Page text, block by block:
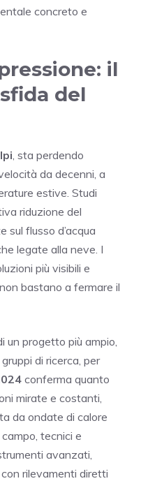
concreto e
il
del
, sta perdendo
da decenni, a
estive. Studi
riduzione del
sul flusso d’acqua
legate alla neve. I
più visibili e
bastano a fermare il
progetto più ampio,
di ricerca, per
conferma quanto
mirate e costanti,
da ondate di calore
tecnici e
avanzati,
rilevamenti diretti